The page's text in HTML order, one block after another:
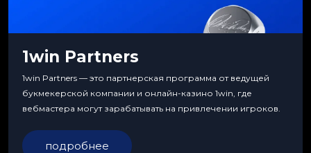
1win Partners
1win Partners — это партнерская программа от ведущей
букмекерской компании и онлайн-казино 1win, где
вебмастера могут зарабатывать на привлечении игроков.
подробнее